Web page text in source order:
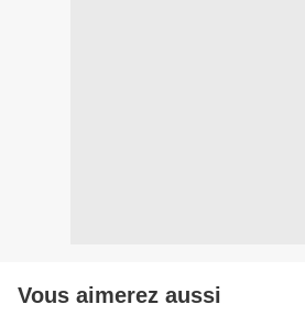
Vous aimerez aussi